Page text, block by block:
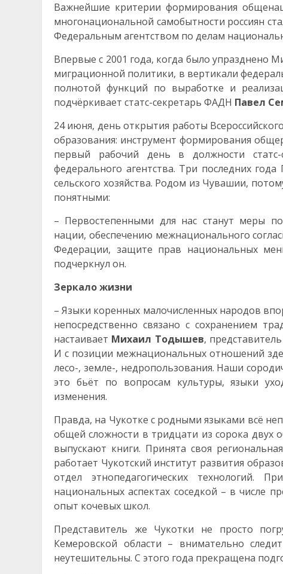
Важнейшие критерии формирования
многонациональной самобытности россиян
Федеральным агентством по делам
Впервые с 2001 года, когда было упразднено
миграционной политики, в вертикали
полнотой функций по выработке и
подчёркивает статс-секретарь ФАДН Павел
24 июня, день открытия работы
образования: инструмент формирования
первый рабочий день в должности статс-
федерального агентства. Три последних
сельского хозяйства. Родом из Чувашии,
понятными:
– Первостепенными для нас станут меры
нации, обеспечению межнационального
Федерации, защите прав национальных
подчеркнул он.
Зеркало жизни
– Языки коренных малочисленных народов
непосредственно связано с сохранением
настаивает Михаил Тодышев,
И с позиции межнациональных отношений
лесо-, земле-, недропользования. Наши
это бьёт по вопросам культуры, языки
изменения.
Правда, на Чукотке с родными языками всё
общей сложности в тридцати из сорока двух
выпускают книги. Принята своя
работает Чукотский институт развития
отдел этнопедагогических технологий.
национальных аспектах соседкой – в числе
опыт кочевых школ.
Представитель же Чукотки не просто
Кемеровской области – внимательно
неутешительны. С этого года прекращена